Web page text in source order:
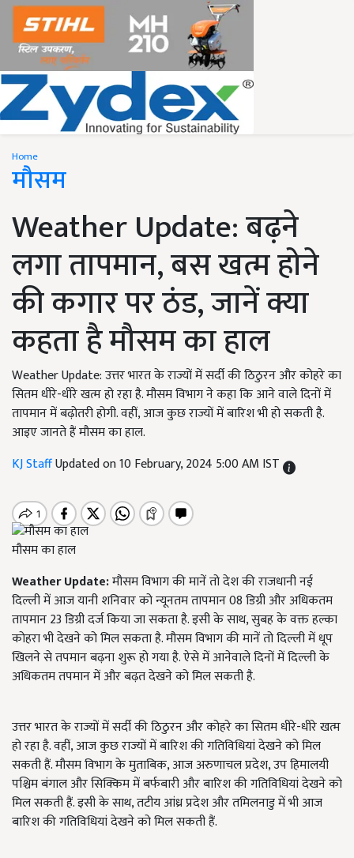
Home
मौसम
Weather Update: बढ़ने
लगा तापमान, बस खत्म होने
की कगार पर ठंड, जानें क्या
कहता है मौसम का हाल
Weather Update: उत्तर भारत के राज्यों में सर्दी की ठिठुरन और कोहरे का
सितम धीरे-धीरे खत्म हो रहा है. मौसम विभाग ने कहा कि आने वाले दिनों में
तापमान में बढ़ोतरी होगी. वहीं, आज कुछ राज्यों में बारिश भी हो सकती है.
आइए जानते हैं मौसम का हाल.
KJ StaffUpdated on 10 February, 2024 5:00 AM IST
मौसम का हाल
Weather Update:मौसम विभाग की मानें तो देश की राजधानी नई
दिल्ली में आज यानी शनिवार को न्यूनतम तापमान 08 डिग्री और अधिकतम
तापमान 23 डिग्री दर्ज किया जा सकता है. इसी के साथ, सुबह के वक्त हल्का
कोहरा भी देखने को मिल सकता है. मौसम विभाग की मानें तो दिल्ली में धूप
खिलने से तपमान बढ़ना शुरू हो गया है. ऐसे में आनेवाले दिनों में दिल्ली के
अधिकतम तपमान में और बढ़त देखने को मिल सकती है.
उत्तर भारत के राज्यों में सर्दी की ठिठुरन और कोहरे का सितम धीरे-धीरे खत्म
हो रहा है. वहीं, आज कुछ राज्यों में बारिश की गतिविधियां देखने को मिल
सकती हैं. मौसम विभाग के मुताबिक, आज अरुणाचल प्रदेश, उप हिमालयी
पश्चिम बंगाल और सिक्किम में बर्फबारी और बारिश की गतिविधियां देखने को
मिल सकती हैं. इसी के साथ, तटीय आंध्र प्रदेश और तमिलनाडु में भी आज
बारिश की गतिविधियां देखने को मिल सकती हैं.